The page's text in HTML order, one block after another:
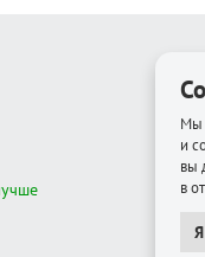
Мы
и
вы
в